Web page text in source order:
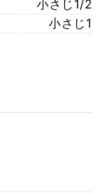
小さじ1/2
小さじ1